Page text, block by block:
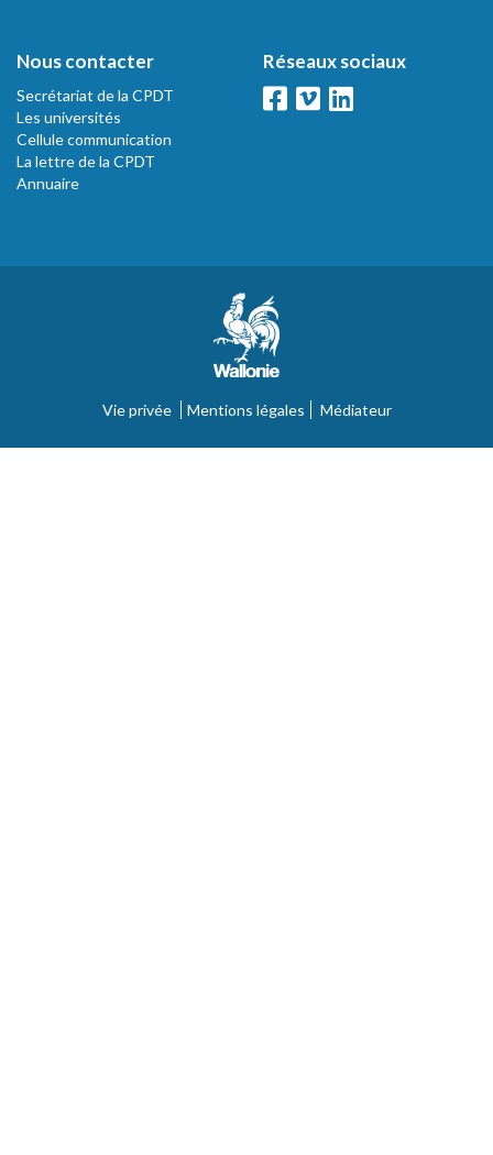
Nous contacter
Secrétariat de la CPDT
Les universités
Cellule communication
La lettre de la CPDT
Annuaire
Réseaux sociaux
Vie privée Mentions légales Médiateur